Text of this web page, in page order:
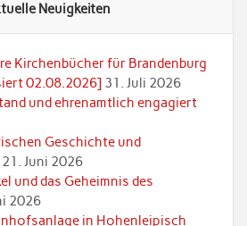
Neuigkeiten
Kirchenbücher für Brandenburg
02.08.2026] 31. Juli 2026
und ehrenamtlich engagiert
Geschichte und
21. Juni 2026
und das Geheimnis des
2026
in Hohenleipisch